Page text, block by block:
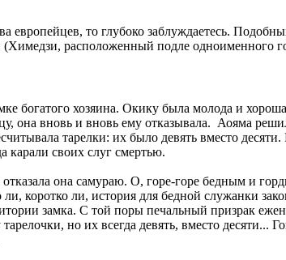
европейцев, то глубоко заблуждаетесь.
расположенный подле одноименного
богатого хозяина. Окику была молода и
она вновь и вновь ему отказывала. Аояма
тарелки: их было девять вместо
карали своих слуг смертью.
она самураю. О, горе-горе бедным и
коротко ли, история для бедной служанки
замка. С той поры печальный призрак
но их всегда девять, вместо десяти...